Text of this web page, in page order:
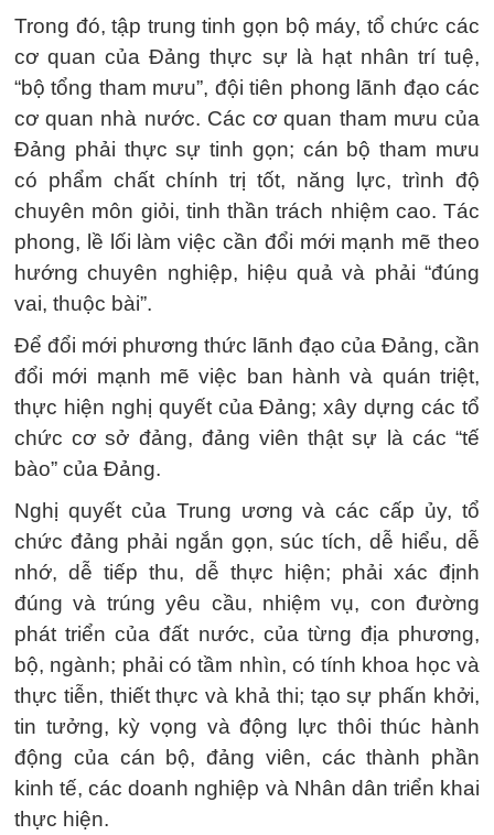
Trong đó, tập trung tinh gọn bộ máy, tổ chức các
cơ quan của Đảng thực sự là hạt nhân trí tuệ,
“bộ tổng tham mưu”, đội tiên phong lãnh đạo các
cơ quan nhà nước. Các cơ quan tham mưu của
Đảng phải thực sự tinh gọn; cán bộ tham mưu
có phẩm chất chính trị tốt, năng lực, trình độ
chuyên môn giỏi, tinh thần trách nhiệm cao. Tác
phong, lề lối làm việc cần đổi mới mạnh mẽ theo
hướng chuyên nghiệp, hiệu quả và phải “đúng
vai, thuộc bài”.
Để đổi mới phương thức lãnh đạo của Đảng, cần
đổi mới mạnh mẽ việc ban hành và quán triệt,
thực hiện nghị quyết của Đảng; xây dựng các tổ
chức cơ sở đảng, đảng viên thật sự là các “tế
bào” của Đảng.
Nghị quyết của Trung ương và các cấp ủy, tổ
chức đảng phải ngắn gọn, súc tích, dễ hiểu, dễ
nhớ, dễ tiếp thu, dễ thực hiện; phải xác định
đúng và trúng yêu cầu, nhiệm vụ, con đường
phát triển của đất nước, của từng địa phương,
bộ, ngành; phải có tầm nhìn, có tính khoa học và
thực tiễn, thiết thực và khả thi; tạo sự phấn khởi,
tin tưởng, kỳ vọng và động lực thôi thúc hành
động của cán bộ, đảng viên, các thành phần
kinh tế, các doanh nghiệp và Nhân dân triển khai
thực hiện.